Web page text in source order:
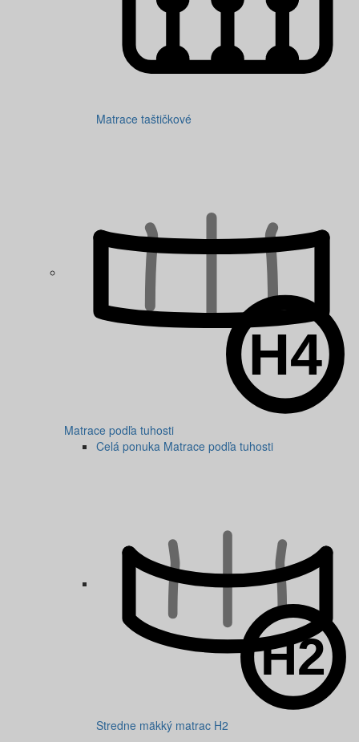
Matrace taštičkové
Matrace podľa tuhosti
Celá ponuka Matrace podľa tuhosti
Stredne mäkký matrac H2